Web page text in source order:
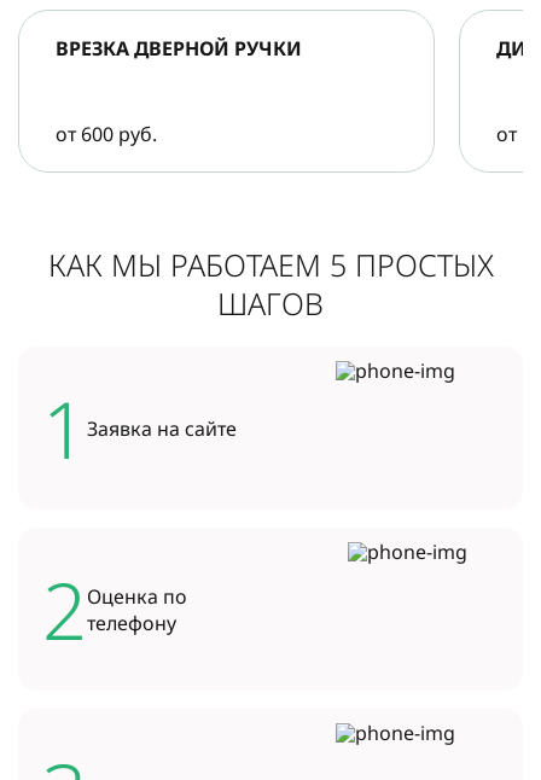
ВРЕЗКА ДВЕРНОЙ РУЧКИ
от 600 руб. от
КАК МЫ РАБОТАЕМ 5 ПРОСТЫХ
ШАГОВ
1 Заявка на сайте
2 Оценка по
телефону